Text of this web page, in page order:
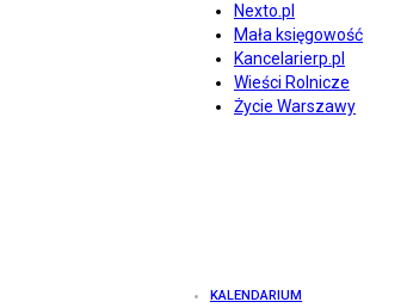
Nexto.pl
Mała księgowość
Kancelarierp.pl
Wieści Rolnicze
Życie Warszawy
KALENDARIUM